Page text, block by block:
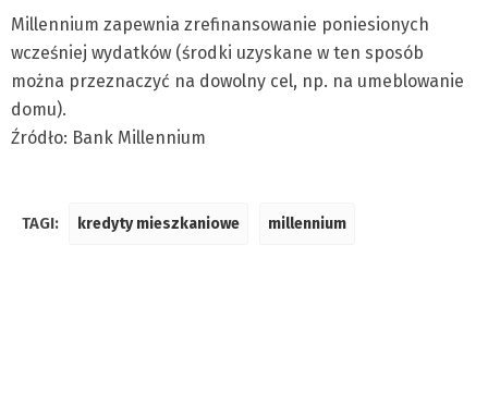
Millennium zapewnia zrefinansowanie poniesionych
wcześniej wydatków (środki uzyskane w ten sposób
można przeznaczyć na dowolny cel, np. na umeblowanie
domu).
Źródło: Bank Millennium
TAGI: kredyty mieszkaniowe millennium